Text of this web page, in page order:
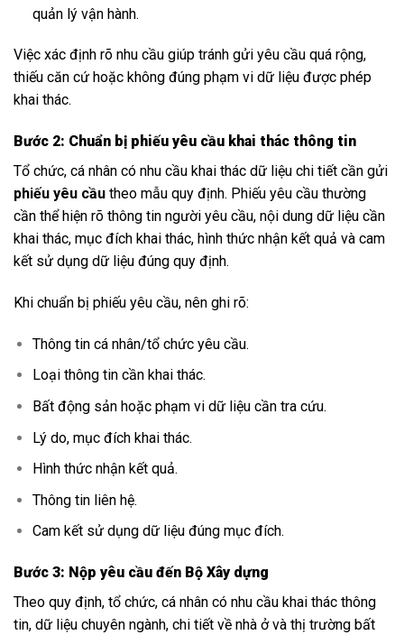
quản lý vận hành.
Việc xác định rõ nhu cầu giúp tránh gửi yêu cầu quá rộng,
thiếu căn cứ hoặc không đúng phạm vi dữ liệu được phép
khai thác.
Bước 2: Chuẩn bị phiếu yêu cầu khai thác thông tin
Tổ chức, cá nhân có nhu cầu khai thác dữ liệu chi tiết cần gửi
phiếu yêu cầu theo mẫu quy định. Phiếu yêu cầu thường
cần thể hiện rõ thông tin người yêu cầu, nội dung dữ liệu cần
khai thác, mục đích khai thác, hình thức nhận kết quả và cam
kết sử dụng dữ liệu đúng quy định.
Khi chuẩn bị phiếu yêu cầu, nên ghi rõ:
Thông tin cá nhân/tổ chức yêu cầu.
Loại thông tin cần khai thác.
Bất động sản hoặc phạm vi dữ liệu cần tra cứu.
Lý do, mục đích khai thác.
Hình thức nhận kết quả.
Thông tin liên hệ.
Cam kết sử dụng dữ liệu đúng mục đích.
Bước 3: Nộp yêu cầu đến Bộ Xây dựng
Theo quy định, tổ chức, cá nhân có nhu cầu khai thác thông
tin, dữ liệu chuyên ngành, chi tiết về nhà ở và thị trường bất